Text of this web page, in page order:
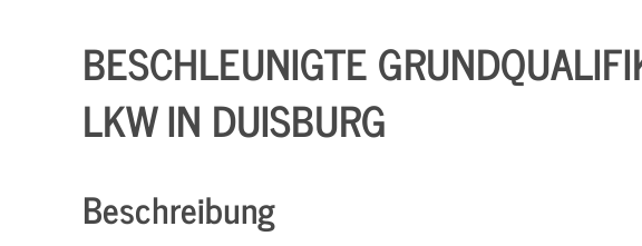
BESCHLEUNIGTE
LKW IN DUISBURG
Beschreibung